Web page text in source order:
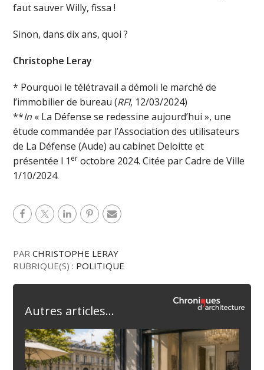
faut sauver Willy, fissa !
Sinon, dans dix ans, quoi ?
Christophe Leray
* Pourquoi le télétravail a démoli le marché de
l’immobilier de bureau (RFI, 12/03/2024)
**In « La Défense se redessine aujourd’hui », une
étude commandée par l’Association des utilisateurs
de La Défense (Aude) au cabinet Deloitte et
présentée l 1 er octobre 2024. Citée par Cadre de Ville
1/10/2024.
PARCHRISTOPHE LERAY
RUBRIQUE(S) : POLITIQUE
Autres articles...